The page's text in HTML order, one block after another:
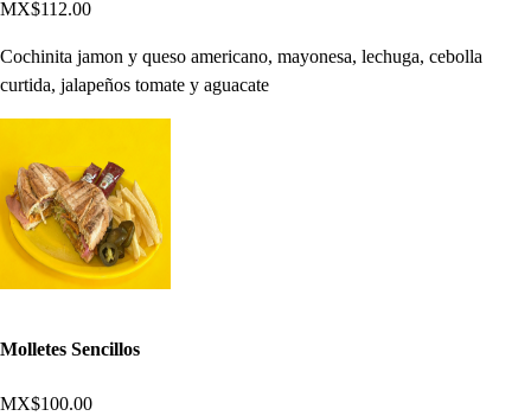
MX$112.00
Cochinita jamon y queso americano, mayonesa, lechuga, cebolla
curtida, jalapeños tomate y aguacate
Molletes Sencillos
MX$100.00